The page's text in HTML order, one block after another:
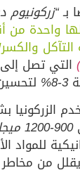
بـ“زركونيوم
واحدة
والكسر
التي تصل
3-8%
900-1200
للمواد
من